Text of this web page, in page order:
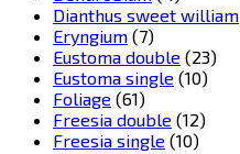
Dianthus sweet william
Eryngium (7)
Eustoma double (23)
Eustoma single (10)
Foliage (61)
Freesia double (12)
Freesia single (10)